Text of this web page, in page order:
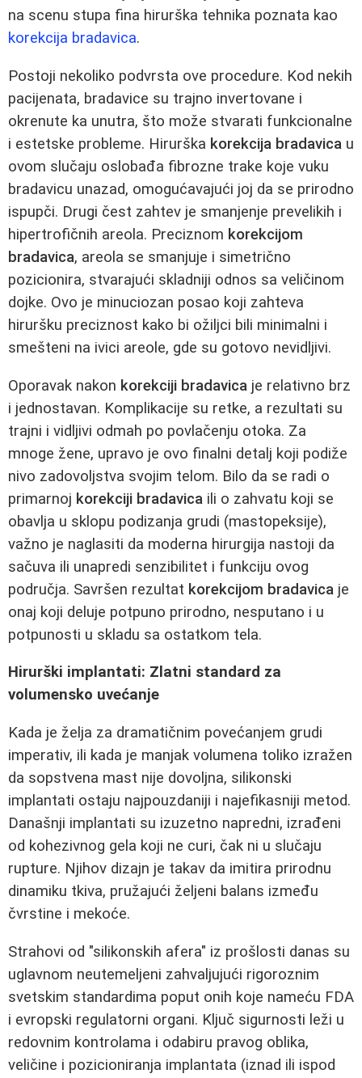
na scenu stupa fina hirurška tehnika poznata kao
korekcija bradavica.
Postoji nekoliko podvrsta ove procedure. Kod nekih
pacijenata, bradavice su trajno invertovane i
okrenute ka unutra, što može stvarati funkcionalne
i estetske probleme. Hirurška korekcija bradavica u
ovom slučaju oslobađa fibrozne trake koje vuku
bradavicu unazad, omogućavajući joj da se prirodno
ispupči. Drugi čest zahtev je smanjenje prevelikih i
hipertrofičnih areola. Preciznom korekcijom
bradavica, areola se smanjuje i simetrično
pozicionira, stvarajući skladniji odnos sa veličinom
dojke. Ovo je minuciozan posao koji zahteva
hiruršku preciznost kako bi ožiljci bili minimalni i
smešteni na ivici areole, gde su gotovo nevidljivi.
Oporavak nakon korekciji bradavica je relativno brz
i jednostavan. Komplikacije su retke, a rezultati su
trajni i vidljivi odmah po povlačenju otoka. Za
mnoge žene, upravo je ovo finalni detalj koji podiže
nivo zadovoljstva svojim telom. Bilo da se radi o
primarnoj korekciji bradavica ili o zahvatu koji se
obavlja u sklopu podizanja grudi (mastopeksije),
važno je naglasiti da moderna hirurgija nastoji da
sačuva ili unapredi senzibilitet i funkciju ovog
područja. Savršen rezultat korekcijom bradavica je
onaj koji deluje potpuno prirodno, nesputano i u
potpunosti u skladu sa ostatkom tela.
Hirurški implantati: Zlatni standard za
volumensko uvećanje
Kada je želja za dramatičnim povećanjem grudi
imperativ, ili kada je manjak volumena toliko izražen
da sopstvena mast nije dovoljna, silikonski
implantati ostaju najpouzdaniji i najefikasniji metod.
Današnji implantati su izuzetno napredni, izrađeni
od kohezivnog gela koji ne curi, čak ni u slučaju
rupture. Njihov dizajn je takav da imitira prirodnu
dinamiku tkiva, pružajući željeni balans između
čvrstine i mekoće.
Strahovi od "silikonskih afera" iz prošlosti danas su
uglavnom neutemeljeni zahvaljujući rigoroznim
svetskim standardima poput onih koje nameću FDA
i evropski regulatorni organi. Ključ sigurnosti leži u
redovnim kontrolama i odabiru pravog oblika,
veličine i pozicioniranja implantata (iznad ili ispod